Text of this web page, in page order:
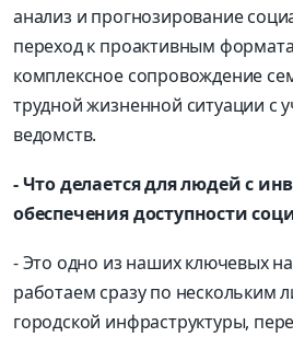
анализ и прогнозирование
переход к проактивным
комплексное сопровождение
трудной жизненной ситуации с
ведомств.
- Что делается для людей с
обеспечения доступности
- Это одно из наших ключевых
работаем сразу по нескольким
городской инфраструктуры,